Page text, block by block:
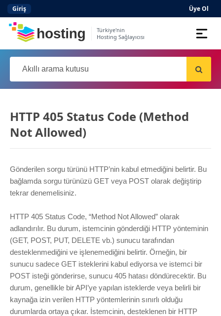
Giriş Üye Ol
Türkiye'nin
Hosting Sağlayıcısı
Domain
Hosting AI
Kurumsal E-posta
Server
SSL Sertifikası
Marka Tescil
Yapay Zeka
Bilgi Bankası
Blog
HTTP 405 Status Code (Method
Not Allowed)
Gönderilen sorgu türünü HTTP’nin kabul etmediğini belirtir. Bu
bağlamda sorgu türünüzü GET veya POST olarak değiştirip
tekrar denemelisiniz.
HTTP 405 Status Code, “Method Not Allowed” olarak
adlandırılır. Bu durum, istemcinin gönderdiği HTTP yönteminin
(GET, POST, PUT, DELETE vb.) sunucu tarafından
desteklenmediğini ve işlenemediğini belirtir. Örneğin, bir
sunucu sadece GET isteklerini kabul ediyorsa ve istemci bir
POST isteği gönderirse, sunucu 405 hatası döndürecektir. Bu
durum, genellikle bir API’ye yapılan isteklerde veya belirli bir
kaynağa izin verilen HTTP yöntemlerinin sınırlı olduğu
durumlarda ortaya çıkar. İstemcinin, desteklenen bir HTTP